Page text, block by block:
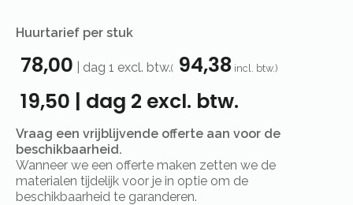
Huurtarief per stuk
78,00 dag 1 excl. btw.( 94,38 incl. btw.)
19,50 | dag 2 excl. btw.
Vraag een vrijblijvende offerte aan voor de
beschikbaarheid.
Wanneer we een offerte maken zetten we de
materialen tijdelijk voor je in optie om de
beschikbaarheid te garanderen.